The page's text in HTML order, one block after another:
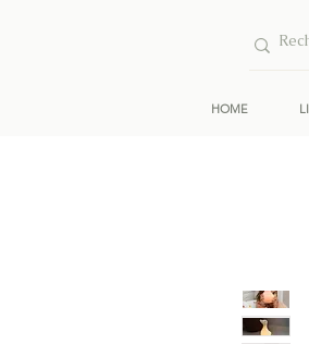
HOME